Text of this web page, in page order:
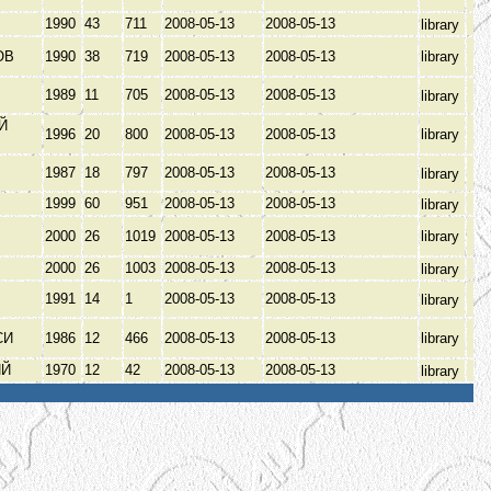
1990 43 711 2008-05-13 2008-05-13
library
1990 38 719 2008-05-13 2008-05-13 library
1989 11 705 2008-05-13 2008-05-13
library
1996 20 800 2008-05-13 2008-05-13 library
1987 18 797 2008-05-13 2008-05-13
library
1999 60 951 2008-05-13 2008-05-13
library
2000 26 1019 2008-05-13 2008-05-13
library
2000 26 1003 2008-05-13 2008-05-13
library
1991 14 1 2008-05-13 2008-05-13 library
1986 12 466 2008-05-13 2008-05-13
library
1970 12 42 2008-05-13 2008-05-13 library